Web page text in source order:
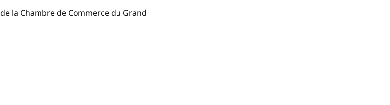
la Chambre de Commerce du Grand